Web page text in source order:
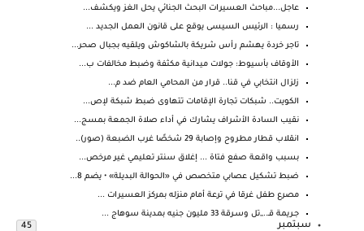
عاجل...مباحث العسيرات البحث الجنائي يحل الغز ويكشف...
رسميا : الرئيس السيسى يوقع على قانون العمل الجديد ...
تاجر خردة يهشم رأس شريكة بالشاكوش ويلقيه بجبال صحر...
الأوقاف بأسيوط: جولات ميدانية مكثفة وضبط مخالفات ب...
زلزال انتخابي في قنا.. قرار من المحامي العام ضد م...
الكويت.. شبكات تجارة الإقامات تتهاوى ضبط شبكة لإص...
نقيب السادة الأشراف يشارك في أداء صلاة الجمعة بمسج...
انقلاب قطار مطروح وإصابة 29 شخصًا غرب الضبعة (صور)..
بسبب واقعة صفع فتاة ... إغلاق سنتر تعليمي غير مرخص...
ضبط تشكيل عصابي متخصص في «الحوالة البديلة» • يضم 8...
مصرع طفل غرقا في ترعة أمام منزله بمركز العسيرات ...
جـريمة قـ..,,تل وسـرقة 33 مليون جنيه بمدينة سوهاج ...
سبتمبر 45